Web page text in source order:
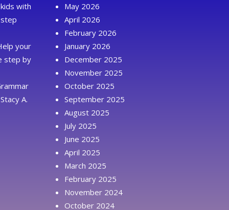
with
your
step by
A.
May 2026
April 2026
February 2026
January 2026
December 2025
November 2025
October 2025
September 2025
August 2025
July 2025
June 2025
April 2025
March 2025
February 2025
November 2024
October 2024